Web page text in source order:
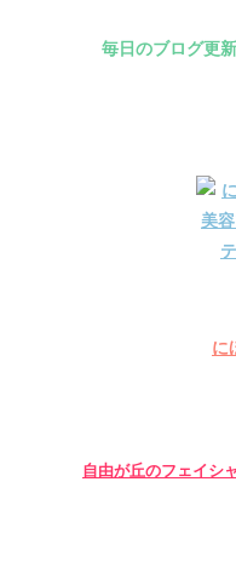
毎日のブログ更
に
自由が丘のフェイシ